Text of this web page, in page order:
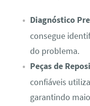
Diagnóstico
consegue
do problema.
Peças de
confiáveis
garantindo